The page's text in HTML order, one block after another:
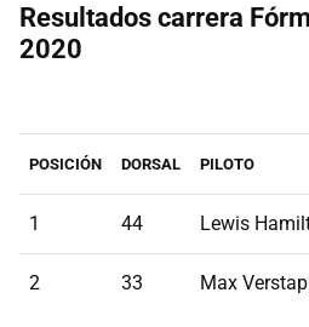
Resultados carrera
2020
POSICIÓN DORSAL PILOTO
1 44 Lewis
2 33 Max